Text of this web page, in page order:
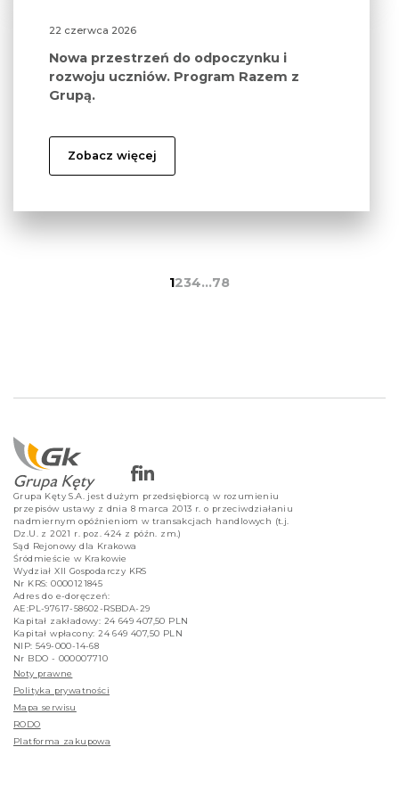
22 czerwca 2026
Nowa przestrzeń do odpoczynku i
rozwoju uczniów. Program Razem z
Grupą.
Zobacz więcej
1234…78
Grupa Kęty S.A. jest dużym przedsiębiorcą w rozumieniu
przepisów ustawy z dnia 8 marca 2013 r. o przeciwdziałaniu
nadmiernym opóźnieniom w transakcjach handlowych (t.j.
Dz.U. z 2021 r. poz. 424 z późn. zm.)
Sąd Rejonowy dla Krakowa
Śródmieście w Krakowie
Wydział XII Gospodarczy KRS
Nr KRS: 0000121845
Adres do e-doręczeń:
AE:PL-97617-58602-RSBDA-29
Kapitał zakładowy: 24 649 407,50 PLN
Kapitał wpłacony: 24 649 407,50 PLN
NIP: 549-000-14-68
Nr BDO - 000007710
Noty prawne
Polityka prywatności
Mapa serwisu
RODO
Platforma zakupowa